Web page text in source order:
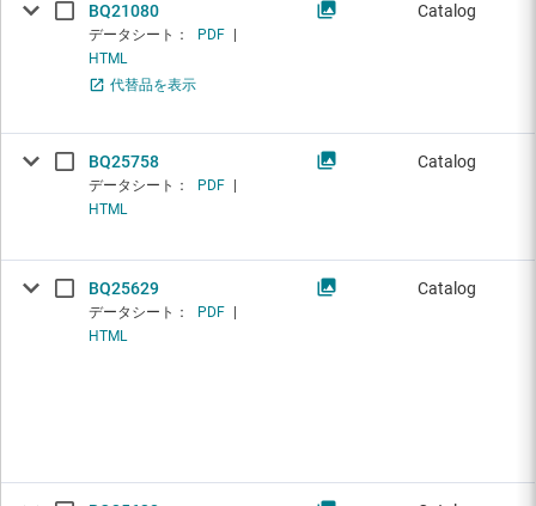
BQ21080
データシート： PDF
HTML
代替品を表示
Catalog
BQ25758
データシート： PDF
HTML
Catalog
BQ25629
データシート： PDF
HTML
Catalog